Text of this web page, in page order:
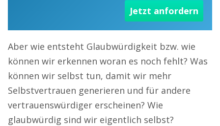
Jetzt anfordern
Aber wie entsteht Glaubwürdigkeit bzw. wie
können wir erkennen woran es noch fehlt? Was
können wir selbst tun, damit wir mehr
Selbstvertrauen generieren und für andere
vertrauenswürdiger erscheinen? Wie
glaubwürdig sind wir eigentlich selbst?